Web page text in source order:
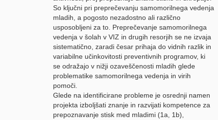
So ključni pri preprečevanju samomorilnega vedenja
mladih, a pogosto nezadostno ali različno
usposobljeni za to. Preprečevanje samomorilnega
vedenja v šolah v VIZ in drugih resorjih se ne izvaja
sistematično, zaradi česar prihaja do vidnih razlik in
variabilne učinkovitosti preventivnih programov, ki
se odražajo v nižji ozaveščenosti mladih glede
problematike samomorilnega vedenja in virih
pomoči.
Glede na identificirane probleme je osrednji namen
projekta izboljšati znanje in razvijati kompetence za
prepoznavanje stisk med mladimi (1a, 1b),